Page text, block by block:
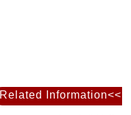
Related Information<<